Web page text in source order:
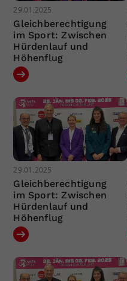
29.01.2025
Gleichberechtigung
im Sport: Zwischen
Hürdenlauf und
Höhenflug
29.01.2025
Gleichberechtigung
im Sport: Zwischen
Hürdenlauf und
Höhenflug